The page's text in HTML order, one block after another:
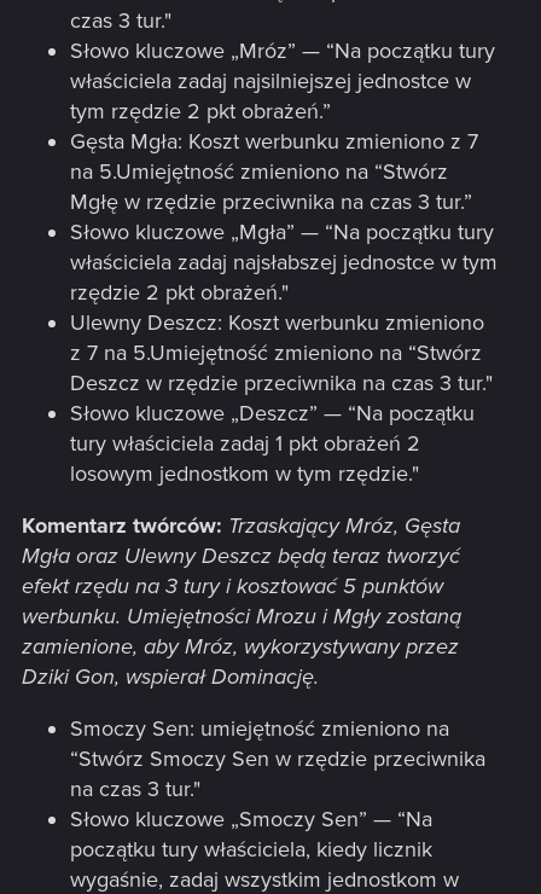
czas 3 tur."
Słowo kluczowe „Mróz” — “Na początku tury
właściciela zadaj najsilniejszej jednostce w
tym rzędzie 2 pkt obrażeń.”
Gęsta Mgła: Koszt werbunku zmieniono z 7
na 5.Umiejętność zmieniono na “Stwórz
Mgłę w rzędzie przeciwnika na czas 3 tur.”
Słowo kluczowe „Mgła” — “Na początku tury
właściciela zadaj najsłabszej jednostce w tym
rzędzie 2 pkt obrażeń."
Ulewny Deszcz: Koszt werbunku zmieniono
z 7 na 5.Umiejętność zmieniono na “Stwórz
Deszcz w rzędzie przeciwnika na czas 3 tur."
Słowo kluczowe „Deszcz” — “Na początku
tury właściciela zadaj 1 pkt obrażeń 2
losowym jednostkom w tym rzędzie."
Komentarz twórców: Trzaskający Mróz, Gęsta
Mgła oraz Ulewny Deszcz będą teraz tworzyć
efekt rzędu na 3 tury i kosztować 5 punktów
werbunku. Umiejętności Mrozu i Mgły zostaną
zamienione, aby Mróz, wykorzystywany przez
Dziki Gon, wspierał Dominację.
Smoczy Sen: umiejętność zmieniono na
“Stwórz Smoczy Sen w rzędzie przeciwnika
na czas 3 tur."
Słowo kluczowe „Smoczy Sen” — “Na
początku tury właściciela, kiedy licznik
wygaśnie, zadaj wszystkim jednostkom w